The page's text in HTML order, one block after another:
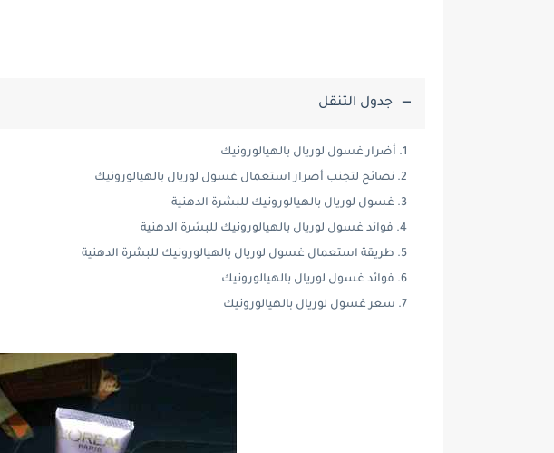
جدول التنقل
أضرار غسول لوريال بالهيالورونيك
نصائح لتجنب أضرار استعمال غسول لوريال بالهيالورونيك
غسول لوريال بالهيالورونيك للبشرة الدهنية
فوائد غسول لوريال بالهيالورونيك للبشرة الدهنية
طريقة استعمال غسول لوريال بالهيالورونيك للبشرة الدهنية
فوائد غسول لوريال بالهيالورونيك
سعر غسول لوريال بالهيالورونيك